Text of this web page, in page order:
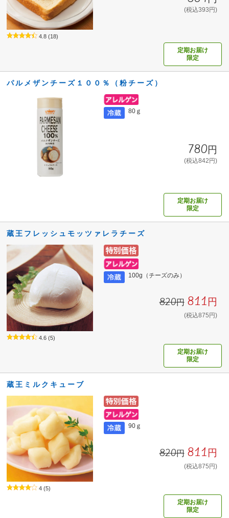
(税込393円)
4.8 (18)
定期お届け
限定
パルメザンチーズ１００％（粉チーズ）
80ｇ
780円
(税込842円)
定期お届け
限定
蔵王フレッシュモッツァレラチーズ
100g（チーズのみ）
820円 811円
(税込875円)
4.6 (5)
定期お届け
限定
蔵王ミルクキューブ
90ｇ
820円 811円
(税込875円)
4 (5)
定期お届け
限定